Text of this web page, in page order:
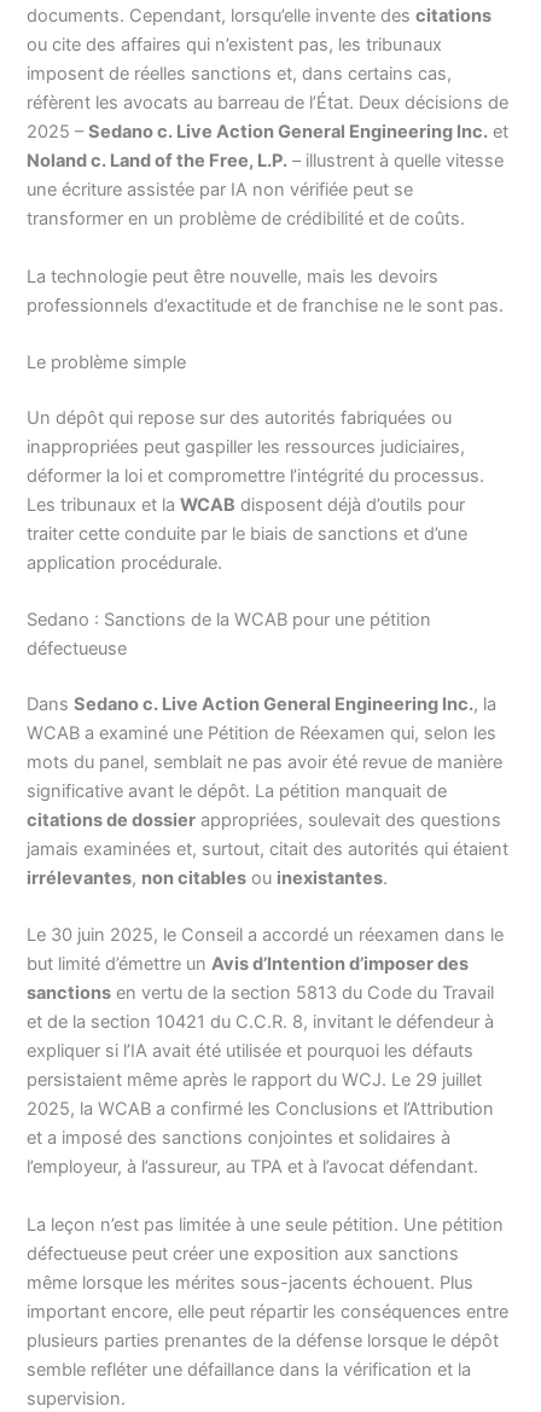
documents. Cependant, lorsqu’elle invente descitations
ou cite des affaires qui n’existent pas, les tribunaux
imposent de réelles sanctions et, dans certains cas,
réfèrent les avocats au barreau de l’État. Deux décisions de
2025 –Sedano c. Live Action General Engineering Inc. et
Noland c. Land of the Free, L.P. – illustrent à quelle vitesse
une écriture assistée par IA non vérifiée peut se
transformer en un problème de crédibilité et de coûts.
La technologie peut être nouvelle, mais les devoirs
professionnels d’exactitude et de franchise ne le sont pas.
Le problème simple
Un dépôt qui repose sur des autorités fabriquées ou
inappropriées peut gaspiller les ressources judiciaires,
déformer la loi et compromettre l’intégrité du processus.
Les tribunaux et laWCAB disposent déjà d’outils pour
traiter cette conduite par le biais de sanctions et d’une
application procédurale.
Sedano : Sanctions de la WCAB pour une pétition
défectueuse
DansSedano c. Live Action General Engineering Inc., la
WCAB a examiné une Pétition de Réexamen qui, selon les
mots du panel, semblait ne pas avoir été revue de manière
significative avant le dépôt. La pétition manquait de
citations de dossier appropriées, soulevait des questions
jamais examinées et, surtout, citait des autorités qui étaient
irrélevantes, non citables ou inexistantes.
Le 30 juin 2025, le Conseil a accordé un réexamen dans le
but limité d’émettre unAvis d’Intention d’imposer des
sanctions en vertu de la section 5813 du Code du Travail
et de la section 10421 du C.C.R. 8, invitant le défendeur à
expliquer si l’IA avait été utilisée et pourquoi les défauts
persistaient même après le rapport du WCJ. Le 29 juillet
2025, la WCAB a confirmé les Conclusions et l’Attribution
et a imposé des sanctions conjointes et solidaires à
l’employeur, à l’assureur, au TPA et à l’avocat défendant.
La leçon n’est pas limitée à une seule pétition. Une pétition
défectueuse peut créer une exposition aux sanctions
même lorsque les mérites sous-jacents échouent. Plus
important encore, elle peut répartir les conséquences entre
plusieurs parties prenantes de la défense lorsque le dépôt
semble refléter une défaillance dans la vérification et la
supervision.